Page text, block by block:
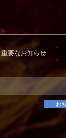
重要なお知らせ
お